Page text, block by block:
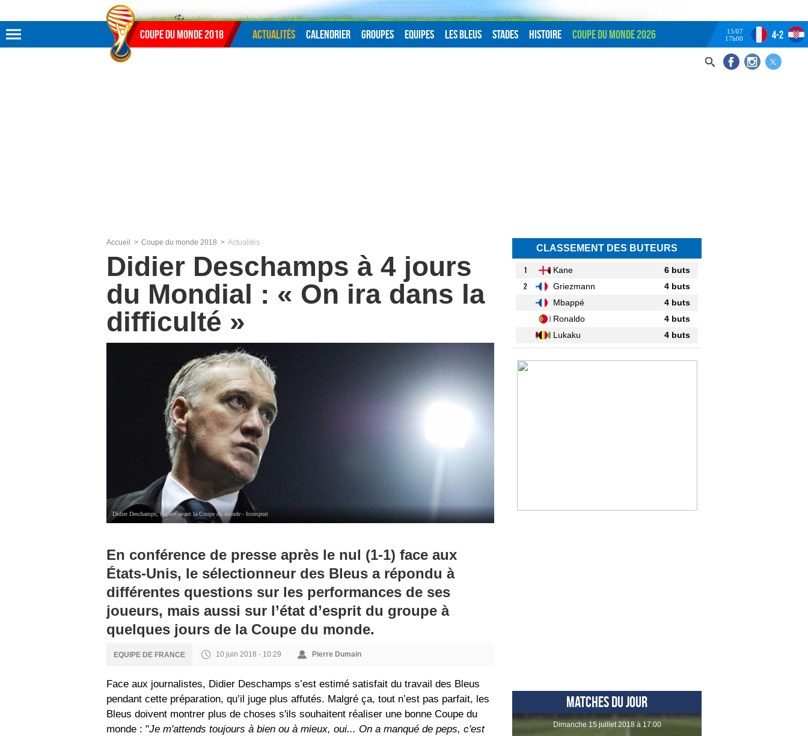
Aller au menu
Coupe du monde 2018 Actualités Calendrier Groupes Equipes Les Bleus Stades Histoire Coupe du monde 2026
15/07
17h00
4-2
Accueil Coupe du monde 2018 Actualités
Didier Deschamps à 4 jours
du Mondial : « On ira dans la
difficulté »
Didier Deschamps, inquiet avant la Coupe du monde - Iconsport
En conférence de presse après le nul (1-1) face aux
États-Unis, le sélectionneur des Bleus a répondu à
différentes questions sur les performances de ses
joueurs, mais aussi sur l’état d’esprit du groupe à
quelques jours de la Coupe du monde.
EQUIPE DE FRANCE 10 juin 2018 - 10:29 Pierre Dumain
Face aux journalistes, Didier Deschamps s’est estimé satisfait du travail des Bleus
pendant cette préparation, qu’il juge plus affutés. Malgré ça, tout n’est pas parfait, les
Bleus doivent montrer plus de choses s'ils souhaitent réaliser une bonne Coupe du
monde : "Je m'attends toujours à bien ou à mieux, oui... On a manqué de peps, c'est
CLASSEMENT DES BUTEURS
1 Kane
6 buts
2
Griezmann
4 buts
Mbappé
4 buts
Ronaldo
4 buts
Lukaku
4 buts
MATCHES DU JOUR
dimanche 15 juillet 2018 à 17:00